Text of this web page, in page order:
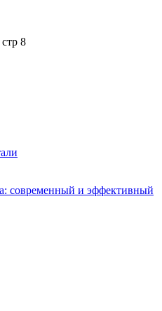
8
современный и эффективный